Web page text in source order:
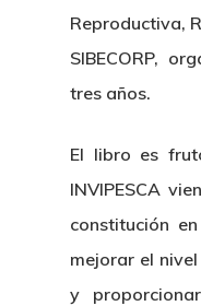
Reproductiva,
SIBECORP,
tres años.
El libro es
INVIPESCA
constitución
mejorar el
y